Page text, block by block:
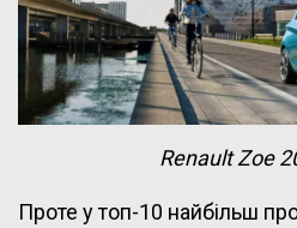
Renault Zoe
Проте у топ-10 найбільш